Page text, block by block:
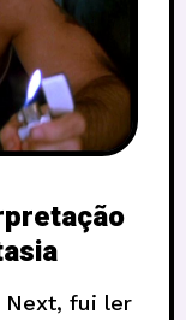
Next, fui ler